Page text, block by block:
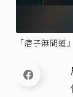
「痞子無間